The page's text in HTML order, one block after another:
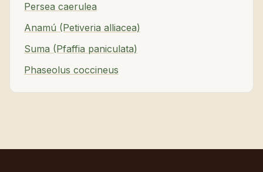
Persea caerulea
Anamú (Petiveria alliacea)
Suma (Pfaffia paniculata)
Phaseolus coccineus